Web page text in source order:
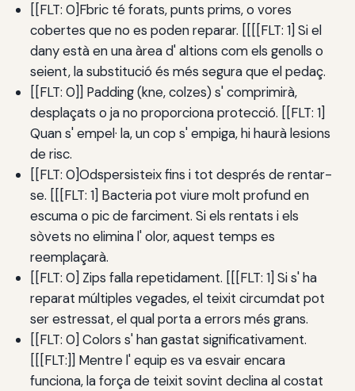
[[FLT: 0]Fbric té forats, punts prims, o vores
cobertes que no es poden reparar. [[[[FLT: 1] Si el
dany està en una àrea d' altions com els genolls o
seient, la substitució és més segura que el pedaç.
[[FLT: 0]] Padding (kne, colzes) s' comprimirà,
desplaçats o ja no proporciona protecció. [[FLT: 1]
Quan s' empel· la, un cop s' empiga, hi haurà lesions
de risc.
[[FLT: 0]Odspersisteix fins i tot després de rentar-
se. [[[FLT: 1] Bacteria pot viure molt profund en
escuma o pic de farciment. Si els rentats i els
sòvets no elimina l' olor, aquest temps es
reemplaçarà.
[[FLT: 0] Zips falla repetidament. [[[FLT: 1] Si s' ha
reparat múltiples vegades, el teixit circumdat pot
ser estressat, el qual porta a errors més grans.
[[FLT: 0] Colors s' han gastat significativament.
[[[FLT:]] Mentre l' equip es va esvair encara
funciona, la força de teixit sovint declina al costat